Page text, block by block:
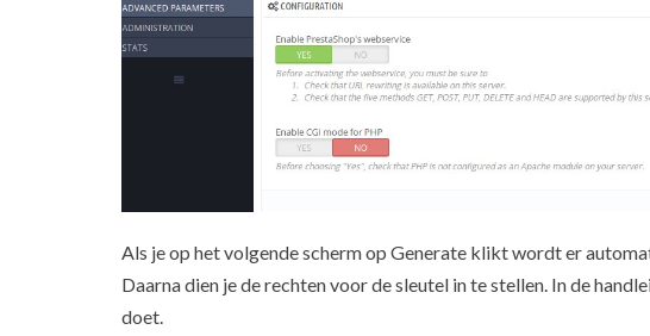
Als je op het volgende scherm op Generate klikt wordt er
Daarna dien je de rechten voor de sleutel in te stellen. In de
doet.